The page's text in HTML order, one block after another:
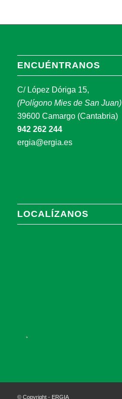
ENCUÉNTRANOS
C/ López Dóriga 15,
(Polígono Mies de San Juan)
39600 Camargo (Cantabria)
942 262 244
ergia@ergia.es
LOCALÍZANOS
.
© Copyright - ERGIA